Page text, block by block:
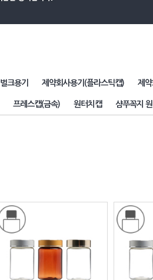
벌크용기 제약회사용기(플라스틱캡) 제
프레스캡(금속) 원터치캡 샴푸꼭지